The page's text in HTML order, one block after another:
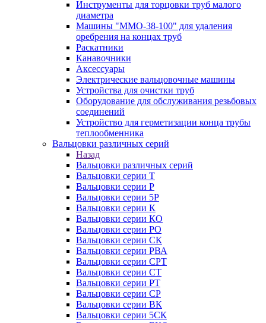
Инструменты для торцовки труб малого
диаметра
Машины "ММО-38-100" для удаления
оребрения на концах труб
Раскатники
Канавочники
Аксессуары
Электрические вальцовочные машины
Устройства для очистки труб
Оборудование для обслуживания резьбовых
соединений
Устройство для герметизации конца трубы
теплообменника
Вальцовки различных серий
Назад
Вальцовки различных серий
Вальцовки серии Т
Вальцовки серии Р
Вальцовки серии 5Р
Вальцовки серии К
Вальцовки серии КО
Вальцовки серии РО
Вальцовки серии СК
Вальцовки серии РВА
Вальцовки серии СРТ
Вальцовки серии СТ
Вальцовки серии РТ
Вальцовки серии СР
Вальцовки серии ВК
Вальцовки серии 5СК